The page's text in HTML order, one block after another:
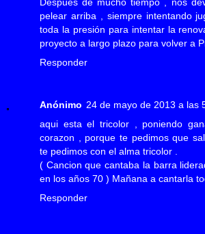
pelear arriba , siempre intentando
toda la presión para intentar la
proyecto a largo plazo para volver a
Responder
Anónimo 24 de mayo de 2013 a las
aqui esta el tricolor , poniendo
corazon , porque te pedimos que
te pedimos con el alma tricolor .
( Cancion que cantaba la barra
en los años 70 ) Mañana a cantarla
Responder